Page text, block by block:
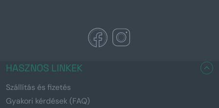
HASZNOS LINKEK
Szállítás és fizetés
Gyakori kérdések (FAQ)